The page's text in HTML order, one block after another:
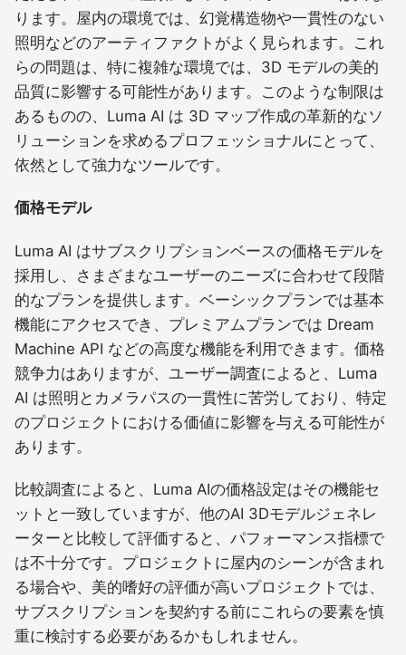
ります。屋内の環境では、幻覚構造物や一貫性のない
照明などのアーティファクトがよく見られます。これ
らの問題は、特に複雑な環境では、3D モデルの美的
品質に影響する可能性があります。このような制限は
あるものの、Luma AI は 3D マップ作成の革新的なソ
リューションを求めるプロフェッショナルにとって、
依然として強力なツールです。
価格モデル
Luma AI はサブスクリプションベースの価格モデルを
採用し、さまざまなユーザーのニーズに合わせて段階
的なプランを提供します。ベーシックプランでは基本
機能にアクセスでき、プレミアムプランでは Dream
Machine API などの高度な機能を利用できます。価格
競争力はありますが、ユーザー調査によると、Luma
AI は照明とカメラパスの一貫性に苦労しており、特定
のプロジェクトにおける価値に影響を与える可能性が
あります。
比較調査によると、Luma AIの価格設定はその機能セ
ットと一致していますが、他のAI 3Dモデルジェネレ
ーターと比較して評価すると、パフォーマンス指標で
は不十分です。プロジェクトに屋内のシーンが含まれ
る場合や、美的嗜好の評価が高いプロジェクトでは、
サブスクリプションを契約する前にこれらの要素を慎
重に検討する必要があるかもしれません。